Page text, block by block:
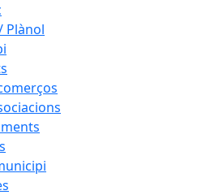
Plànol